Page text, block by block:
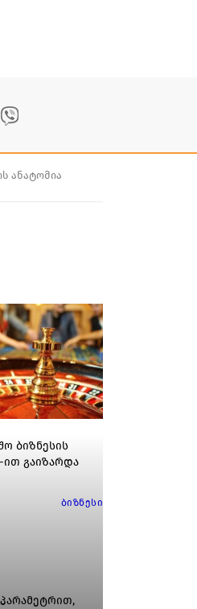
ანატომია
ბიზნესის
ით გაიზარდა
ბიზნესი